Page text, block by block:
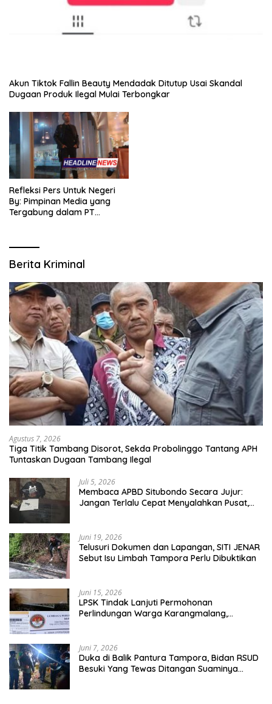
Akun Tiktok Fallin Beauty Mendadak Ditutup Usai Skandal
Dugaan Produk Ilegal Mulai Terbongkar
Refleksi Pers Untuk Negeri
By: Pimpinan Media yang
Tergabung dalam PT
Berita Kriminal
Agustus 7, 2026
Tiga Titik Tambang Disorot, Sekda Probolinggo Tantang APH
Tuntaskan Dugaan Tambang Ilegal
Juli 5, 2026
Membaca APBD Situbondo Secara Jujur:
Jangan Terlalu Cepat Menyalahkan Pusat,
Juni 19, 2026
Telusuri Dokumen dan Lapangan, SITI JENAR
Sebut Isu Limbah Tampora Perlu Dibuktikan
Juni 15, 2026
LPSK Tindak Lanjuti Permohonan
Perlindungan Warga Karangmalang,
Juni 7, 2026
Duka di Balik Pantura Tampora, Bidan RSUD
Besuki Yang Tewas Ditangan Suaminya